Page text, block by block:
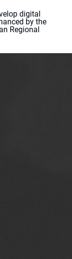
digital
by the
Regional